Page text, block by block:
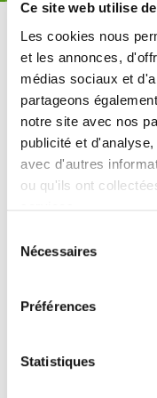
Ce site web utilise
Les cookies nous
et les annonces,
médias sociaux et
partageons
notre site avec nos
publicité et
avec d'autres
ou qu'ils ont
Nécessaires
Préférences
Statistiques
Enerjalia, la
l’énergie
Découvrir les
manière originale,
métiers d'avenir de
Vous pourrez
professionnels